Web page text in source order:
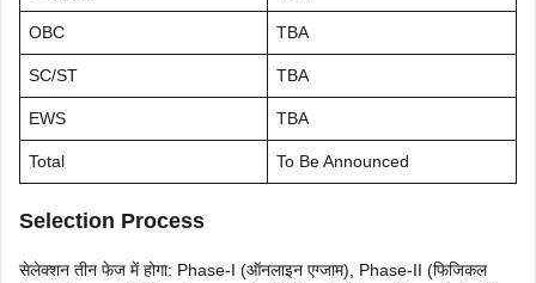
OBC TBA
SC/ST TBA
EWS TBA
Total To Be Announced
Selection Process
सेलेक्शन तीन फेज में होगा: Phase-I (ऑनलाइन एग्जाम), Phase-II (फिजिकल